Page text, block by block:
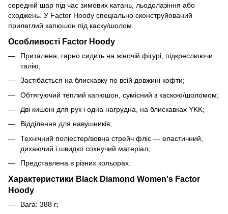
середній шар під час зимових катань, льодолазіння або
сходжень. У Factor Hoody спеціально сконструйований
прилеглий капюшон під каску/шолом.
Особливості Factor Hoody
Приталена, гарно сидить на жіночій фігурі, підкреслюючи
талію;
Застібається на блискавку по всій довжині кофти;
Обтягуючий теплий капюшон, сумісний з каскою/шоломом;
Дві кишені для рук і одна нагрудна, на блискавках YKK;
Відділення для навушників;
Технічний поліестер/вовна стрейч фліс — еластичний,
дихаючий і швидко сохнучий матеріал;
Представлена ​​в різних кольорах.
Характеристики Black Diamond Women's Factor
Hoody
Вага: 388 г;